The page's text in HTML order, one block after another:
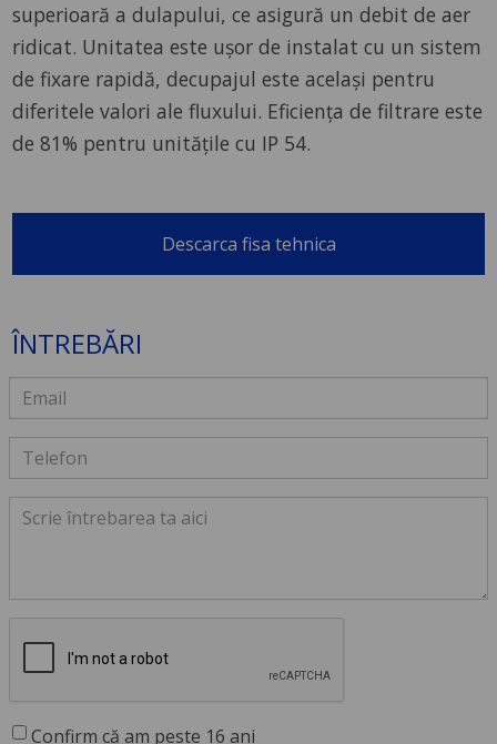
superioară a dulapului, ce asigură un debit de aer
ridicat. Unitatea este uşor de instalat cu un sistem
de fixare rapidă, decupajul este acelaşi pentru
diferitele valori ale fluxului. Eficiența de filtrare este
de 81% pentru unitățile cu IP 54.
Descarca fisa tehnica
ÎNTREBĂRI
Confirm că am peste 16 ani